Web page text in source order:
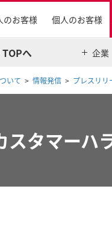
のお客様 個人のお客様
へ 企業
いて 情報発信 プレスリリ
スタマーハ